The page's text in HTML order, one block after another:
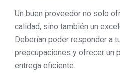
Un buen proveedor no solo
calidad, sino también un
Deberían poder responder a
preocupaciones y ofrecer un
entrega eficiente.